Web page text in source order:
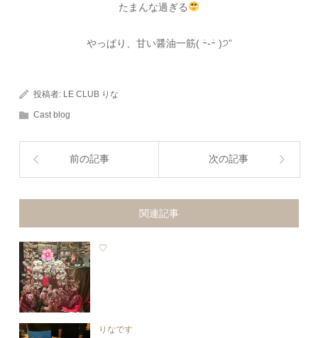
たまんな過ぎる
やっぱり、甘い醤油一筋( ｰ̀֊ｰ́ )੭”
投稿者: LE CLUB りな
Cast blog
前の記事 次の記事
関連記事
♡
りなです